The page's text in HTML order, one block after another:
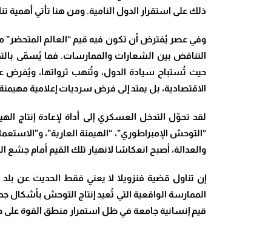
ذلك على استقرار الدول النامية. ومن هنا تأتي أهمية
وفي عصر يُفترض أن تكون فيه قيم “العالم المتحضر”
التناقض بين الشعارات والممارسات. فما يُسمّى
حيث تُستباح سيادة الدول، وتُنهب ثرواتها،
الاقتصادية، بل يمتد إلى فرض سرديات إعلامية
لقد تحوّل التدخل العسكري إلى أداة لإعادة إنتاج
“التوحش الإمبراطوري”، “الهيمنة العارية”،
والعدالة، أصبح انعكاسًا لانهيار تلك القيم أمام جشع
إن تناول قضية فنزويلا لا يعني فقط الحديث عن بلد
الممارسة الواقعية التي تُعيد إنتاج التوحش
قيم إنسانية جامعة في ظل استمرار منطق القوة